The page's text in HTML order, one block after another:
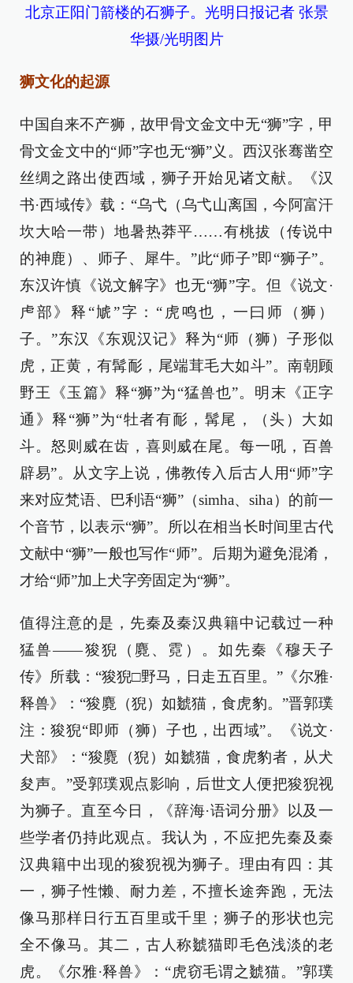
北京正阳门箭楼的石狮子。光明日报记者 张景
华摄/光明图片
狮文化的起源
中国自来不产狮，故甲骨文金文中无“狮”字，甲
骨文金文中的“师”字也无“狮”义。西汉张骞凿空
丝绸之路出使西域，狮子开始见诸文献。《汉
书·西域传》载：“乌弋（乌弋山离国，今阿富汗
坎大哈一带）地暑热莽平……有桃拔（传说中
的神鹿）、师子、犀牛。”此“师子”即“狮子”。
东汉许慎《说文解字》也无“狮”字。但《说文·
虍部》释“虓”字：“虎鸣也，一曰师（狮）
子。”东汉《东观汉记》释为“师（狮）子形似
虎，正黄，有髯耏，尾端茸毛大如斗”。南朝顾
野王《玉篇》释“狮”为“猛兽也”。明末《正字
通》释“狮”为“牡者有耏，髯尾，（头）大如
斗。怒则威在齿，喜则威在尾。每一吼，百兽
辟易”。从文字上说，佛教传入后古人用“师”字
来对应梵语、巴利语“狮”（simha、siha）的前一
个音节，以表示“狮”。所以在相当长时间里古代
文献中“狮”一般也写作“师”。后期为避免混淆，
才给“师”加上犬字旁固定为“狮”。
值得注意的是，先秦及秦汉典籍中记载过一种
猛兽——狻猊（麑、霓）。如先秦《穆天子
传》所载：“狻猊□野马，日走五百里。”《尔雅·
释兽》：“狻麑（猊）如虦猫，食虎豹。”晋郭璞
注：狻猊“即师（狮）子也，出西域”。《说文·
犬部》：“狻麑（猊）如虦猫，食虎豹者，从犬
夋声。”受郭璞观点影响，后世文人便把狻猊视
为狮子。直至今日，《辞海·语词分册》以及一
些学者仍持此观点。我认为，不应把先秦及秦
汉典籍中出现的狻猊视为狮子。理由有四：其
一，狮子性懒、耐力差，不擅长途奔跑，无法
像马那样日行五百里或千里；狮子的形状也完
全不像马。其二，古人称虦猫即毛色浅淡的老
虎。《尔雅·释兽》：“虎窃毛谓之虦猫。”郭璞